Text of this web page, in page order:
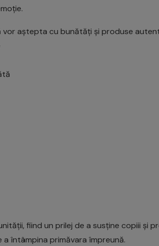
aștepta cu bunătăți și produse
fiind un prilej de a susține copiii și
întâmpina primăvara împreună.